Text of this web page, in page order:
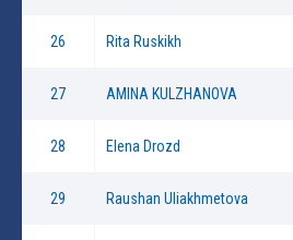
26 Rita Ruskikh
27 AMINA KULZHANOVA
28 Elena Drozd
29 Raushan Uliakhmetova